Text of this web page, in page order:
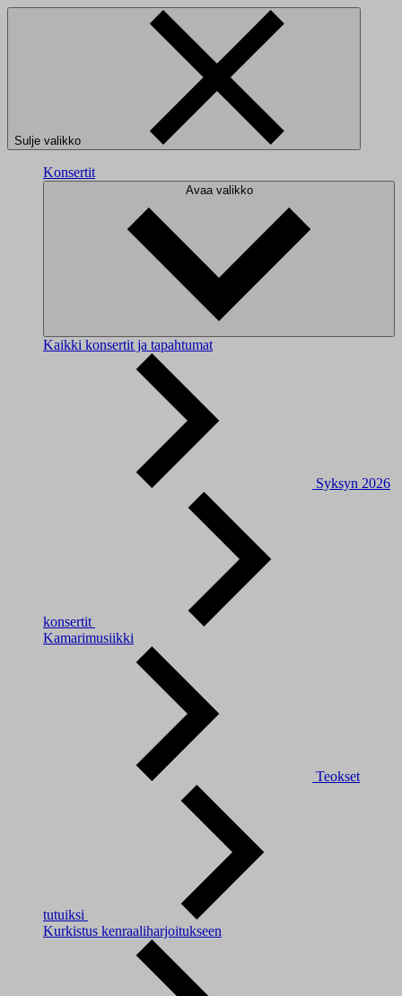
Sulje valikko
Konsertit
Avaa valikko
Kaikki konsertit ja tapahtumat
Syksyn 2026
konsertit
Kamarimusiikki
Teokset
tutuiksi
Kurkistus kenraaliharjoitukseen